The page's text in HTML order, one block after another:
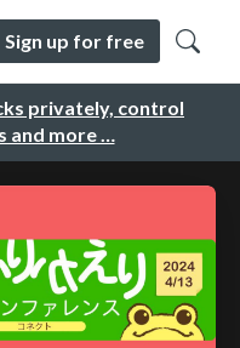
privately, control
and more …
Sign up for free